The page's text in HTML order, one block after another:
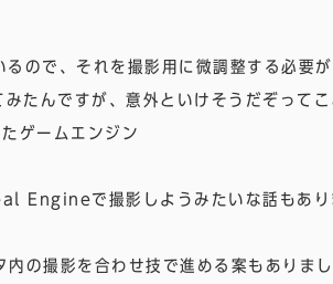
で、それを撮影用に微調整する必要が
んですが、意外といけそうだぞってこ
ゲームエンジン
Engineで撮影しようみたいな話もあり
の撮影を合わせ技で進める案もありまし